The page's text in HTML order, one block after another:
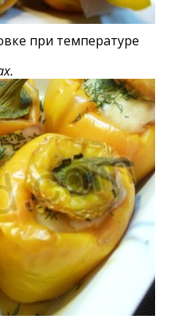
при температуре